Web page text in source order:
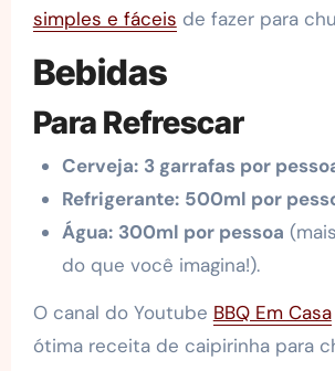
simples e fáceis de fazer para
Bebidas
Para Refrescar
Cerveja: 3 garrafas por
Refrigerante: 500ml por
Água: 300ml por pessoa
do que você imagina!).
O canal do Youtube BBQ Em Casa
ótima receita de caipirinha para